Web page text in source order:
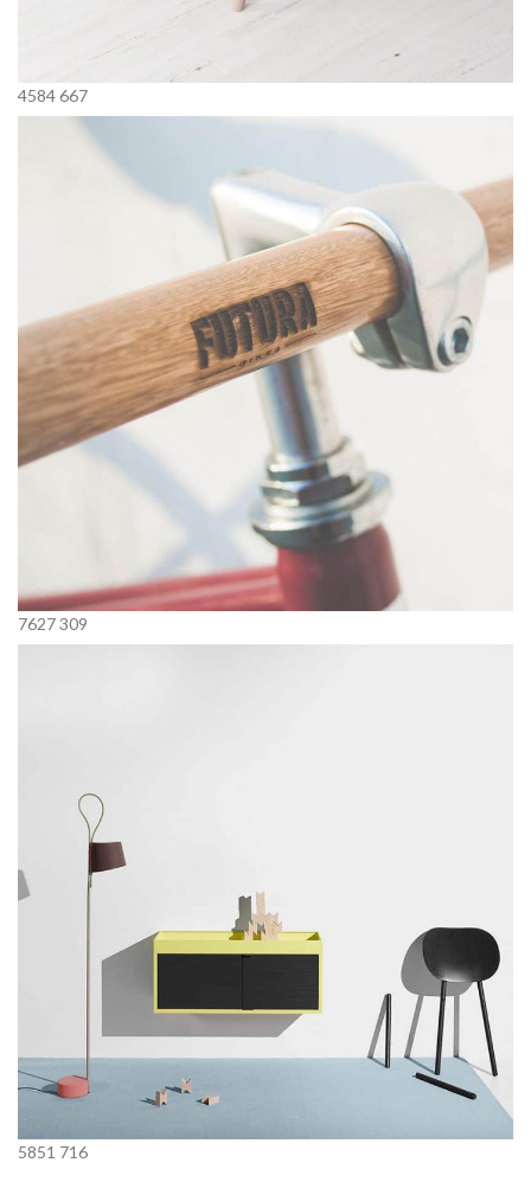
4584667
7627309
5851 716